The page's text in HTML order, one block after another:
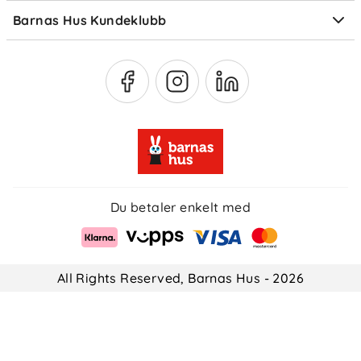
Barnas Hus Kundeklubb
Medlemsvilkår
Du betaler enkelt med
All Rights Reserved, Barnas Hus - 2026